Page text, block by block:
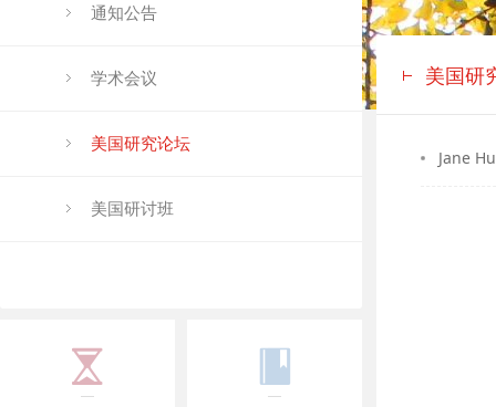
通知公告
学术会议
美国研究论坛
美国研讨班
美国研
Jane